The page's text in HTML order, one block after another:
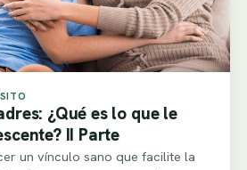
lo que le
II Parte
un vínculo sano que facilite la